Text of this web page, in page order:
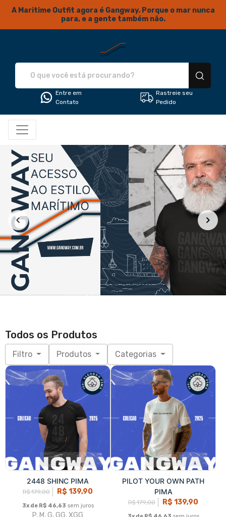
A Maritime Outfit agora é Gangway. Porque o mar nunca
para, e a gente também não.
Gangway... Seu acesso ao
Entre em
Contato
Rastreie seu
Pedido
Todos os Produtos
Filtro Produtos Categorias
2448 SHINC PIMA
R$ 139,90
3x de R$ 46,63sem juros
P, M, G, GG, XGG
R$ 179,00 R$ 139,90
3x de R$ 46,63sem juros
P, M, G, GG, XGG
PILOT YOUR OWN PATH
BABYLONG PIMA
GANGWAY ALL BLACK PIMA
R$ 179,00 R$ 139,90